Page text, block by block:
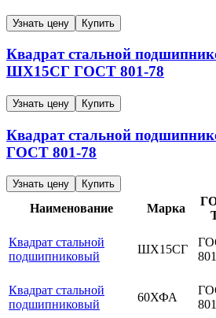
Узнать цену Купить
Квадрат стальной
ШХ15СГ ГОСТ 801-78
Узнать цену Купить
Квадрат стальной
ГОСТ 801-78
Узнать цену Купить
Наименование Марка
Квадрат стальной
подшипниковый
ШХ15СГ
Квадрат стальной
подшипниковый
60ХФА